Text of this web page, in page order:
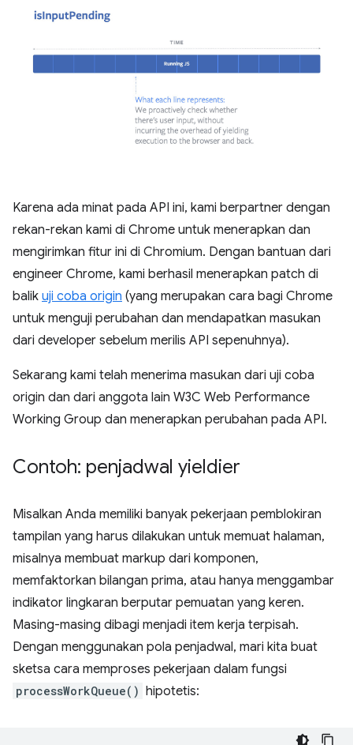
Karena ada minat pada API ini, kami berpartner dengan
rekan-rekan kami di Chrome untuk menerapkan dan
mengirimkan fitur ini di Chromium. Dengan bantuan dari
engineer Chrome, kami berhasil menerapkan patch di
balik uji coba origin (yang merupakan cara bagi Chrome
untuk menguji perubahan dan mendapatkan masukan
dari developer sebelum merilis API sepenuhnya).
Sekarang kami telah menerima masukan dari uji coba
origin dan dari anggota lain W3C Web Performance
Working Group dan menerapkan perubahan pada API.
Contoh: penjadwal yieldier
Misalkan Anda memiliki banyak pekerjaan pemblokiran
tampilan yang harus dilakukan untuk memuat halaman,
misalnya membuat markup dari komponen,
memfaktorkan bilangan prima, atau hanya menggambar
indikator lingkaran berputar pemuatan yang keren.
Masing-masing dibagi menjadi item kerja terpisah.
Dengan menggunakan pola penjadwal, mari kita buat
sketsa cara memproses pekerjaan dalam fungsi
processWorkQueue() hipotetis: